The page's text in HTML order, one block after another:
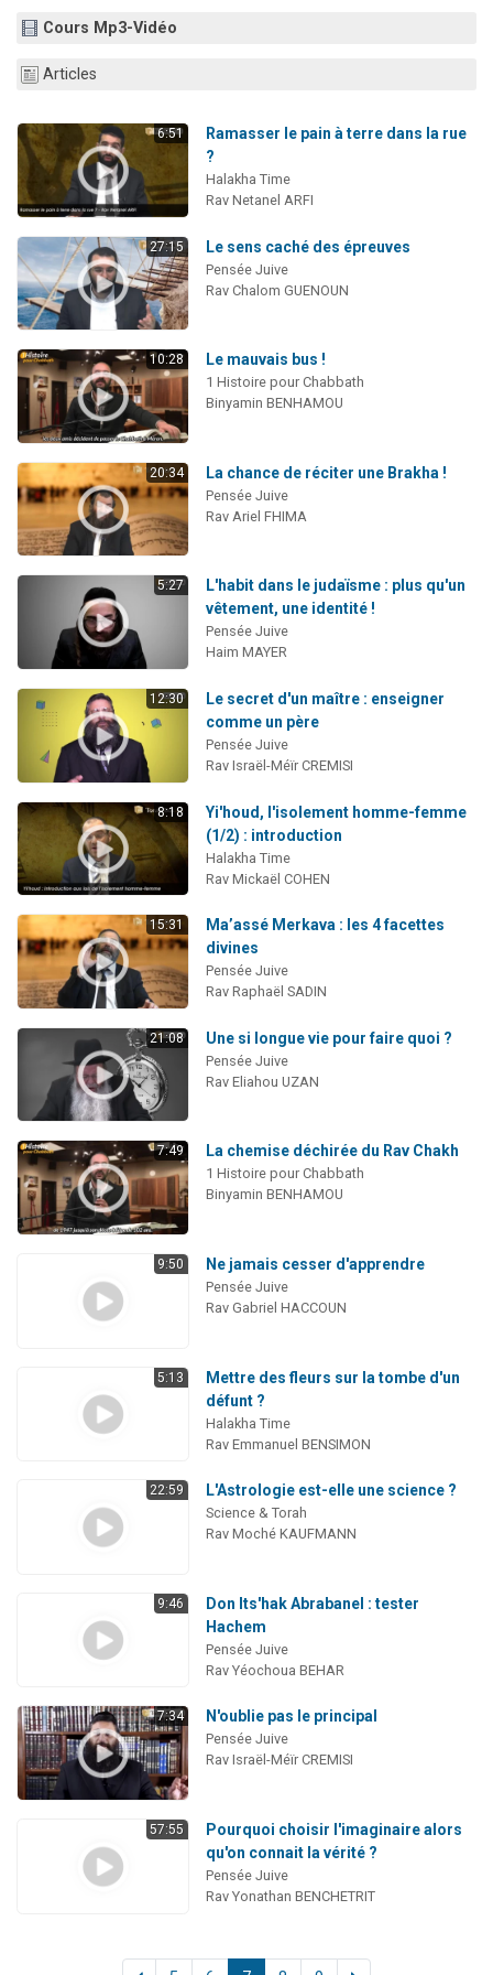
Cours Mp3-Vidéo
Articles
6:51
Ramasser le pain à terre dans la rue
?
Halakha Time
Rav Netanel ARFI
27:15 Le sens caché des épreuves
Pensée Juive
Rav Chalom GUENOUN
10:28 Le mauvais bus !
1 Histoire pour Chabbath
Binyamin BENHAMOU
20:34 La chance de réciter une Brakha !
Pensée Juive
Rav Ariel FHIMA
5:27
L'habit dans le judaïsme : plus qu'un
vêtement, une identité !
Pensée Juive
Haim MAYER
12:30
Le secret d'un maître : enseigner
comme un père
Pensée Juive
Rav Israël-Méïr CREMISI
8:18
Yi'houd, l'isolement homme-femme
(1/2) : introduction
Halakha Time
Rav Mickaël COHEN
15:31
Ma’assé Merkava : les 4 facettes
divines
Pensée Juive
Rav Raphaël SADIN
21:08 Une si longue vie pour faire quoi ?
Pensée Juive
Rav Eliahou UZAN
7:49 La chemise déchirée du Rav Chakh
1 Histoire pour Chabbath
Binyamin BENHAMOU
9:50 Ne jamais cesser d'apprendre
Pensée Juive
Rav Gabriel HACCOUN
5:13
Mettre des fleurs sur la tombe d'un
défunt ?
Halakha Time
Rav Emmanuel BENSIMON
22:59 L'Astrologie est-elle une science ?
Science & Torah
Rav Moché KAUFMANN
9:46
Don Its'hak Abrabanel : tester
Hachem
Pensée Juive
Rav Yéochoua BEHAR
7:34 N'oublie pas le principal
Pensée Juive
Rav Israël-Méïr CREMISI
57:55
Pourquoi choisir l'imaginaire alors
qu'on connait la vérité ?
Pensée Juive
Rav Yonathan BENCHETRIT